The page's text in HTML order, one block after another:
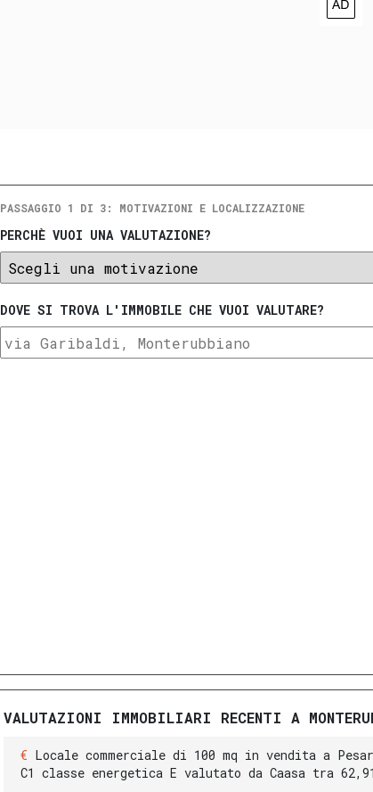
PASSAGGIO 1 DI 3: MOTIVAZIONI E LOCALIZZAZIONE
PERCHÈ VUOI UNA VALUTAZIONE?
DOVE SI TROVA L'IMMOBILE CHE VUOI VALUTARE?
VALUTAZIONI IMMOBILIARI RECENTI A
Locale commerciale di 100 mq in vendita a
C1 classe energetica E valutato da Caasa tra